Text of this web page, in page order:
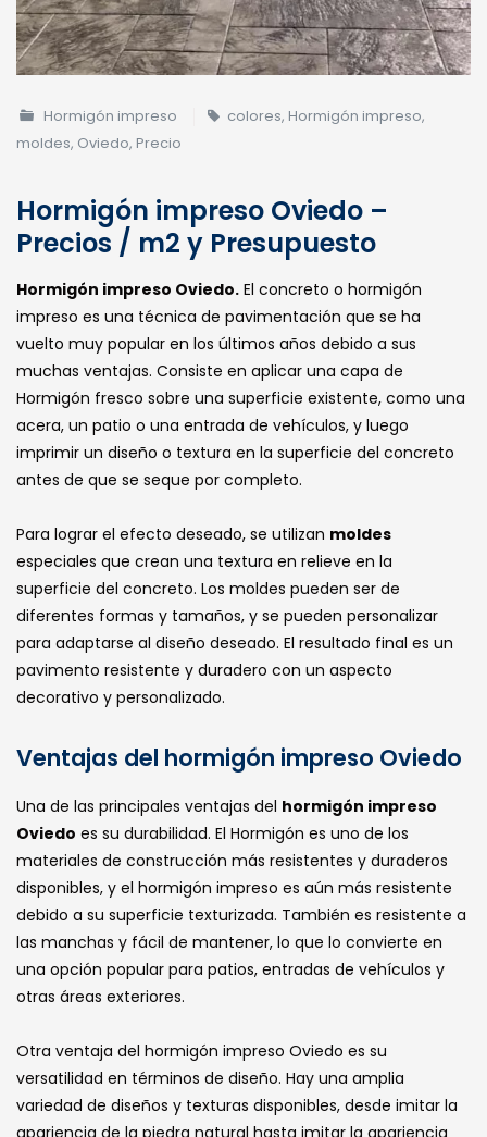
Hormigón impreso colores, Hormigón impreso,
moldes, Oviedo, Precio
Hormigón impreso Oviedo –
Precios / m2 y Presupuesto
Hormigón impreso Oviedo. El concreto o hormigón
impreso es una técnica de pavimentación que se ha
vuelto muy popular en los últimos años debido a sus
muchas ventajas. Consiste en aplicar una capa de
Hormigón fresco sobre una superficie existente, como una
acera, un patio o una entrada de vehículos, y luego
imprimir un diseño o textura en la superficie del concreto
antes de que se seque por completo.
Para lograr el efecto deseado, se utilizan moldes
especiales que crean una textura en relieve en la
superficie del concreto. Los moldes pueden ser de
diferentes formas y tamaños, y se pueden personalizar
para adaptarse al diseño deseado. El resultado final es un
pavimento resistente y duradero con un aspecto
decorativo y personalizado.
Ventajas del hormigón impreso Oviedo
Una de las principales ventajas del hormigón impreso
Oviedo es su durabilidad. El Hormigón es uno de los
materiales de construcción más resistentes y duraderos
disponibles, y el hormigón impreso es aún más resistente
debido a su superficie texturizada. También es resistente a
las manchas y fácil de mantener, lo que lo convierte en
una opción popular para patios, entradas de vehículos y
otras áreas exteriores.
Otra ventaja del hormigón impreso Oviedo es su
versatilidad en términos de diseño. Hay una amplia
variedad de diseños y texturas disponibles, desde imitar la